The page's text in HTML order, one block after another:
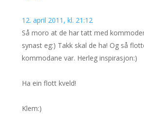
12. april 2011, kl. 21:12
Så moro at de har tatt med
synast eg:) Takk skal de ha! Og så
kommodane var. Herleg inspirasjon:)
Ha ein flott kveld!
Klem:)